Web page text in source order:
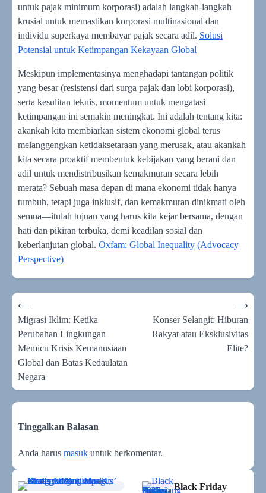
untuk pajak minimum korporasi) adalah langkah-langkah
krusial untuk memastikan korporasi multinasional dan
individu superkaya membayar pajak secara adil. Solusi
Potensial untuk Ketimpangan Kekayaan Global
Meskipun implementasinya menghadapi tantangan politik
yang besar (resistensi dari surga pajak dan lobi korporasi),
serta kesulitan teknis, momentum untuk mengatasi
ketimpangan ini semakin meningkat. Ini adalah tentang kita:
akankah kita membiarkan sistem ekonomi global terus
melanggengkan ketidaksetaraan yang merusak, atau akankah
kita secara proaktif membentuk kebijakan yang berani dan
adil untuk mendistribusikan kemakmuran secara lebih
merata? Sebuah masa depan di mana ekonomi tidak hanya
tumbuh, tetapi juga inklusif, dan kemakmuran dinikmati oleh
semua—itulah tujuan yang harus kita kejar bersama, dengan
hati dan pikiran terbuka, demi keadilan sosial dan
keberlanjutan global. Oxfam: Global Inequality (Advocacy
Perspective)
Navigasi
pos
⟵
Migrasi Iklim: Ketika
Perubahan Lingkungan
Memicu Krisis Kemanusiaan
Global dan Batas Kedaulatan
Negara
Konser Selangit: Hiburan
Rakyat atau Eksklusivitas
Elite?
⟶
Tinggalkan Balasan
Anda harus masuk untuk berkomentar.
Black Friday